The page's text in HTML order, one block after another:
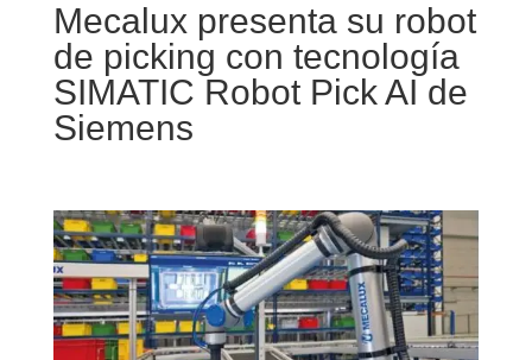
Mecalux presenta su robot
de picking con tecnología
SIMATIC Robot Pick AI de
Siemens